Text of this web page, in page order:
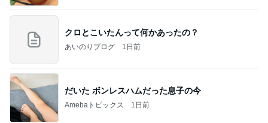
クロとこいたんって何かあったの？
あいのりブログ 1日前
だいた ボンレスハムだった息子の今
Amebaトピックス 1日前